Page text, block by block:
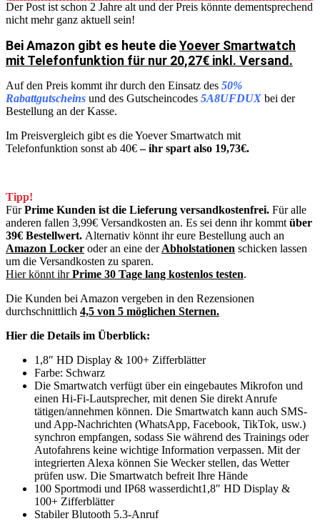
Der Post ist schon 2 Jahre alt und der Preis könnte dementsprechend
nicht mehr ganz aktuell sein!
Bei Amazon gibt es heute dieYoever Smartwatch
mit Telefonfunktion für nur 20,27€ inkl. Versand.
Auf den Preis kommt ihr durch den Einsatz des 50%
Rabattgutscheins und des Gutscheincodes 5A8UFDUX bei der
Bestellung an der Kasse.
Im Preisvergleich gibt es die Yoever Smartwatch mit
Telefonfunktion sonst ab 40€– ihr spart also 19,73€.
Tipp!
FürPrime Kunden ist die Lieferung versandkostenfrei. Für alle
anderen fallen 3,99€ Versandkosten an. Es sei denn ihr kommt über
39€ Bestellwert. Alternativ könnt ihr eure Bestellung auch an
Amazon Locker oder an eine der Abholstationen schicken lassen
um die Versandkosten zu sparen.
Hier könnt ihrPrime 30 Tage lang kostenlos testen.
Die Kunden bei Amazon vergeben in den Rezensionen
durchschnittlich 4,5 von 5 möglichen Sternen.
Hier die Details im Überblick:
1,8″ HD Display & 100+ Zifferblätter
Farbe: Schwarz
Die Smartwatch verfügt über ein eingebautes Mikrofon und
einen Hi-Fi-Lautsprecher, mit denen Sie direkt Anrufe
tätigen/annehmen können. Die Smartwatch kann auch SMS-
und App-Nachrichten (WhatsApp, Facebook, TikTok, usw.)
synchron empfangen, sodass Sie während des Trainings oder
Autofahrens keine wichtige Information verpassen. Mit der
integrierten Alexa können Sie Wecker stellen, das Wetter
prüfen usw. Die Smartwatch befreit Ihre Hände
100 Sportmodi und IP68 wasserdicht1,8″ HD Display &
100+ Zifferblätter
Stabiler Blutooth 5.3-Anruf